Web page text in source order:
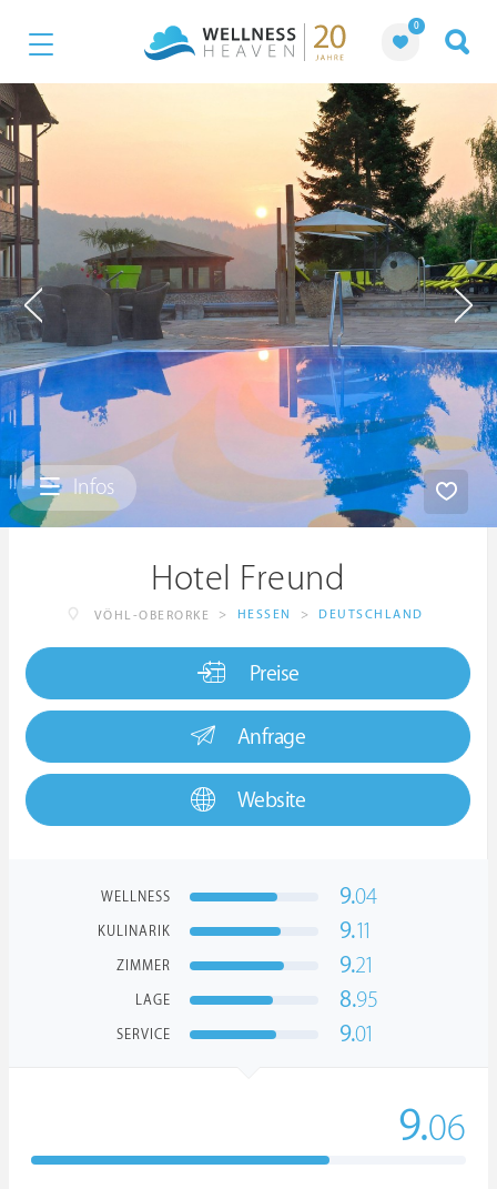
0
Infos
Hotel Freund
VÖHL-OBERORKE > HESSEN > DEUTSCHLAND
Preise
Anfrage
Website
WELLNESS 9.04
KULINARIK 9.11
ZIMMER 9.21
LAGE 8.95
SERVICE 9.01
9.06